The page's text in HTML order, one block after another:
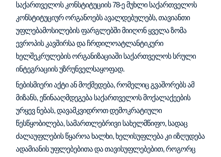
საქართველოს კონსტიტუციის 78-ე მუხლი საქართველოს
კონსტიტუციურ ორგანოებს ავალდებულებს, თავიანთი
უფლებამოსილების ფარგლებში მიიღონ ყველა ზომა
ევროპის კავშირსა და ჩრდილოატლანტიკური
ხელშეკრულების ორგანიზაციაში საქართველოს სრული
ინტეგრაციის უზრუნველსაყოფად.
ნებისმიერი აქტი ან მოქმედება, რომელიც გვაშორებს ამ
მიზანს, ეწინააღმდეგება საქართველოს მოქალაქეების
ურყევ ნებას, დავამკვიდროთ დემოკრატიული
წესწყობილება, სამართლებრივი სახელმწიფო, სადაც
ძალაუფლების წყაროა ხალხი, ხელისუფლება კი იზღუდება
ადამიანის უფლებებითა და თავისუფლებებით, როგორც